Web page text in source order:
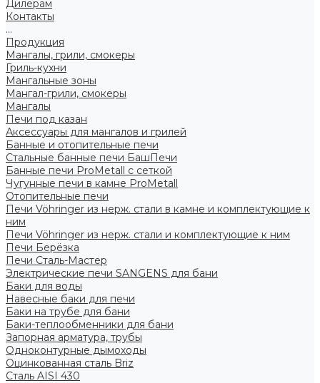
Дилерам
Контакты
...
Продукция
Мангалы, грили, смокеры
Гриль-кухни
Мангальные зоны
Мангал-грили, смокеры
Мангалы
Печи под казан
Аксессуары для мангалов и грилей
Банные и отопительные печи
Стальные банные печи БашПечи
Банные печи ProMetall с сеткой
Чугунные печи в камне ProMetall
Отопительные печи
Печи Vöhringer из нерж. стали в камне и комплектующие к
ним
Печи Vöhringer из нерж. стали и комплектующие к ним
Печи Берёзка
Печи Сталь-Мастер
Электрические печи SANGENS для бани
Баки для воды
Навесные баки для печи
Баки на трубе для бани
Баки-теплообменники для бани
Запорная арматура, трубы
Одноконтурные дымоходы
Оцинкованная сталь Briz
Сталь AISI 430